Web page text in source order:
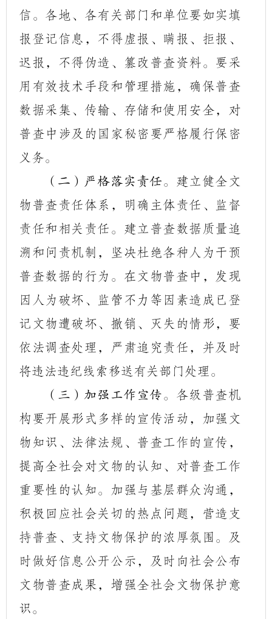
信。各地、各有关部门和单位要如实填
报登记信息，不得虚报、瞒报、拒报、
迟报，不得伪造、篡改普查资料。要采
用有效技术手段和管理措施，确保普查
数据采集、传输、存储和使用安全，对
普查中涉及的国家秘密要严格履行保密
义务。
（二）严格落实责任。 建立健全文
物普查责任体系，明确主体责任、监督
责任和相关责任。建立普查数据质量追
溯和问责机制，坚决杜绝各种人为干预
普查数据的行为。在文物普查中，发现
因人为破坏、监管不力等因素造成已登
记文物遭破坏、撤销、灭失的情形，要
依法调查处理，严肃追究责任，并及时
将违法违纪线索移送有关部门处理。
（三）加强工作宣传。 各级普查机
构要开展形式多样的宣传活动，加强文
物知识、法律法规、普查工作的宣传，
提高全社会对文物的认知、对普查工作
重要性的认知。加强与基层群众沟通，
积极回应社会关切的热点问题，营造支
持普查、支持文物保护的浓厚氛围。及
时做好信息公开公示，及时向社会公布
文物普查成果，增强全社会文物保护意
识。